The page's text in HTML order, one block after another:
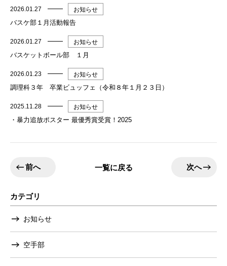
2026.01.27 お知らせ
バスケ部１月活動報告
2026.01.27 お知らせ
バスケットボール部 １月
2026.01.23 お知らせ
調理科３年 卒業ビュッフェ（令和８年１月２３日）
2025.11.28 お知らせ
・暴力追放ポスター 最優秀賞受賞！2025
前へ 一覧に戻る 次へ
カテゴリ
お知らせ
空手部